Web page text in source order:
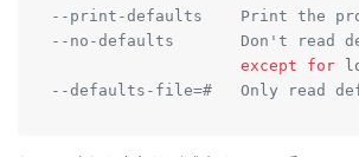
--print-defaults    Print the
--no-defaults       Don't read
except
for
--defaults-file=#   Only read